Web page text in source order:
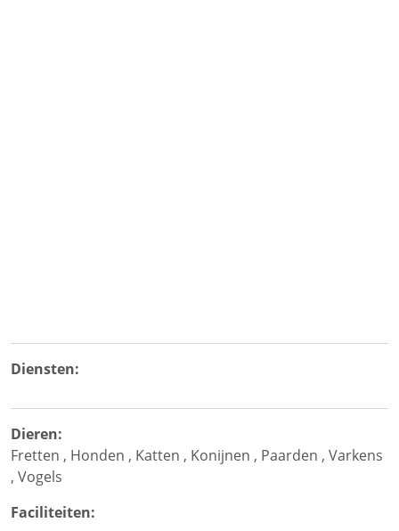
Diensten:
Dieren:
Fretten , Honden , Katten , Konijnen , Paarden , Varkens
, Vogels
Faciliteiten: